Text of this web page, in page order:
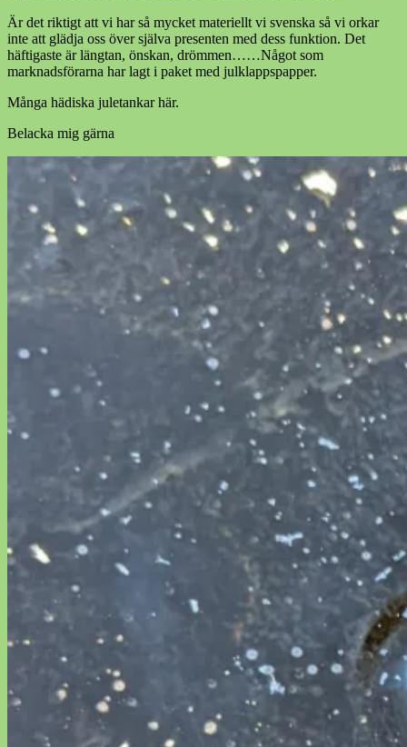
Är det riktigt att vi har så mycket materiellt vi svenska så vi orkar
inte att glädja oss över själva presenten med dess funktion. Det
häftigaste är längtan, önskan, drömmen……Något som
marknadsförarna har lagt i paket med julklappspapper.
Många hädiska juletankar här.
Belacka mig gärna